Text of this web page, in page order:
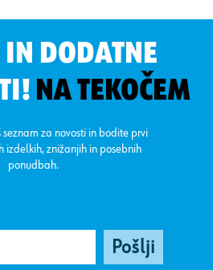
IN DODATNE
NA TEKOČEM
seznam za novosti in bodite prvi
izdelkih, znižanjih in posebnih
ponudbah.